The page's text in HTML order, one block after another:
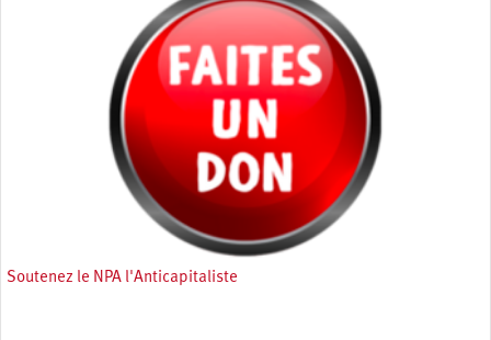
Soutenez le NPA l'Anticapitaliste